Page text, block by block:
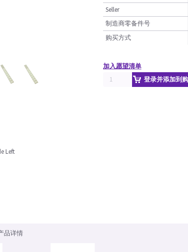
Seller
制造商零备件号
购买方式
加入愿望清单
登录并添加到
Left
品详情